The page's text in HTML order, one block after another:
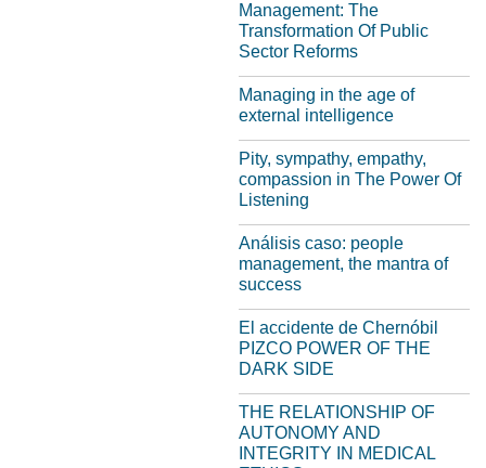
Management: The
Transformation Of Public
Sector Reforms
Managing in the age of
external intelligence
Pity, sympathy, empathy,
compassion in The Power Of
Listening
Análisis caso: people
management, the mantra of
success
El accidente de Chernóbil
PIZCO POWER OF THE
DARK SIDE
THE RELATIONSHIP OF
AUTONOMY AND
INTEGRITY IN MEDICAL